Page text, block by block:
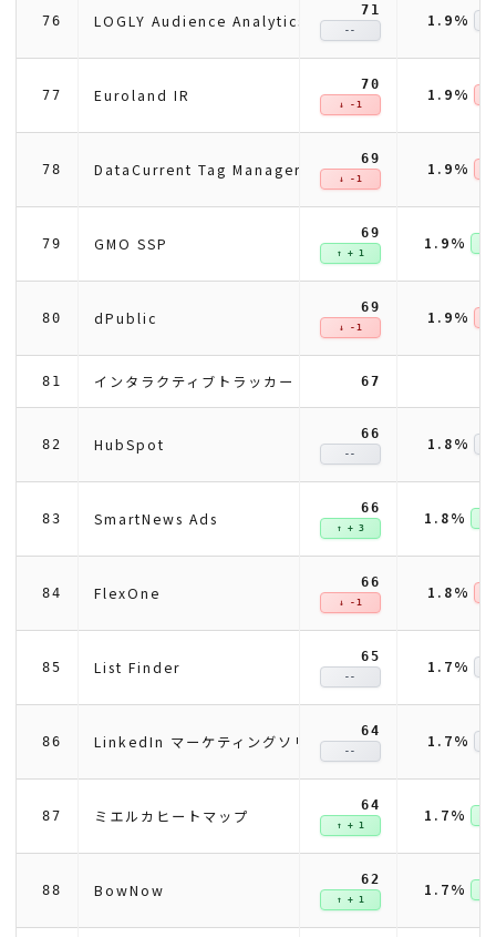
76 LOGLY Audience Analytics
71
-- 1.9%
77 Euroland IR
70
↓ -1 1.9%
78 DataCurrent Tag Manager
69
↓ -1 1.9%
79 GMO SSP
69
↑ + 1 1.9%
80 dPublic
69
↓ -1 1.9%
81 インタラクティブトラッカー 67
82 HubSpot
66
-- 1.8%
83 SmartNews Ads
66
↑ + 3 1.8%
84 FlexOne
66
↓ -1 1.8%
85 List Finder
65
-- 1.7%
86 LinkedIn マーケティングソリューション
64
-- 1.7%
87 ミエルカヒートマップ
64
↑ + 1 1.7%
88 BowNow
62
↑ + 1 1.7%